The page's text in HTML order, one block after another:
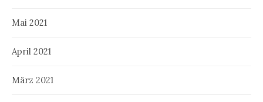
Mai 2021
April 2021
März 2021